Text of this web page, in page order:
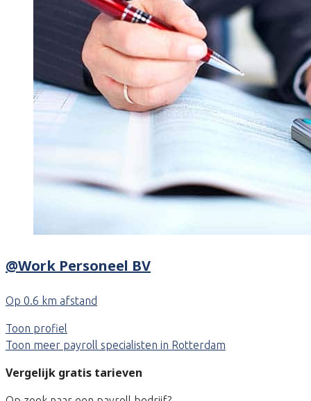
@Work Personeel BV
Op 0.6 km afstand
Toon profiel
Toon meer payroll specialisten in Rotterdam
Vergelijk gratis tarieven